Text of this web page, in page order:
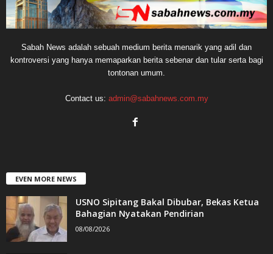
Sabah News adalah sebuah medium berita menarik yang adil dan
kontroversi yang hanya memaparkan berita sebenar dan tular serta bagi
tontonan umum.
Contact us: admin@sabahnews.com.my
EVEN MORE NEWS
USNO Sipitang Bakal Dibubar, Bekas Ketua
Bahagian Nyatakan Pendirian
08/08/2026